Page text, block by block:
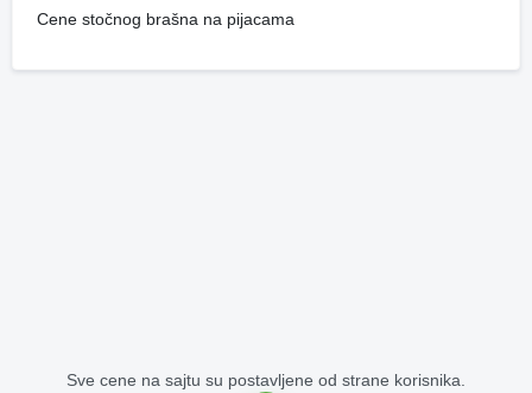
Cene stočnog brašna na pijacama
Sve cene na sajtu su postavljene od strane korisnika.